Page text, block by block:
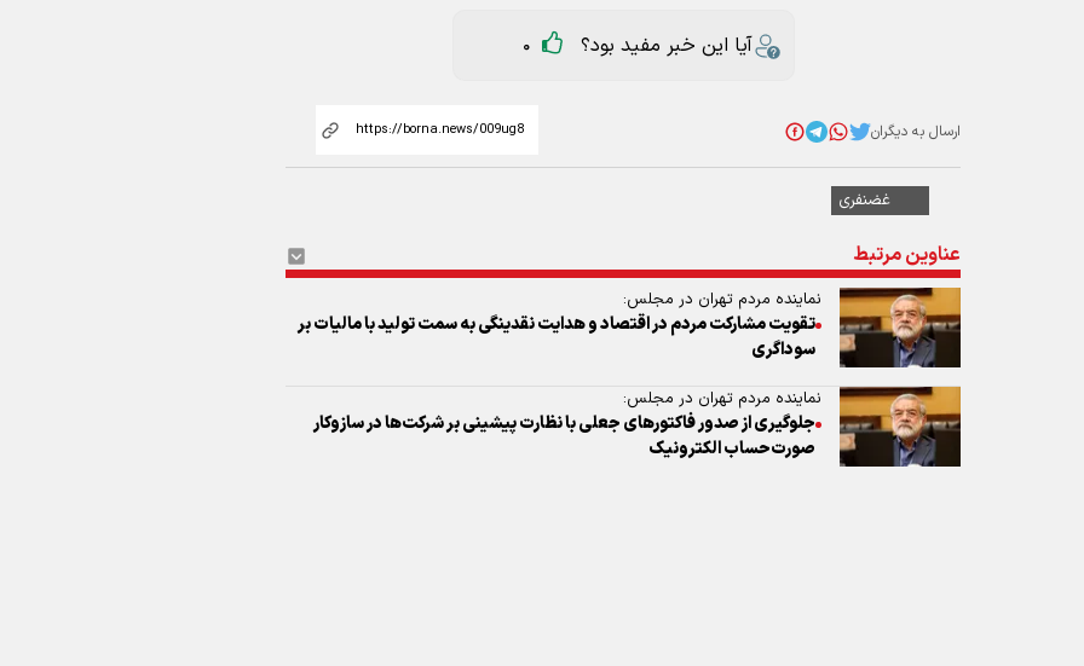
نماینده مردم تهران در مجلس:
تقویت مشارکت مردم در اقتصاد و هدایت نقدینگی به سمت تولید با مالیات بر
جلوگیری از صدور فاکتور‌های جعلی با نظارت پیشینی بر شرکت‌ها در سازوکار
صورت‌حساب الکترونیک
نظر شما